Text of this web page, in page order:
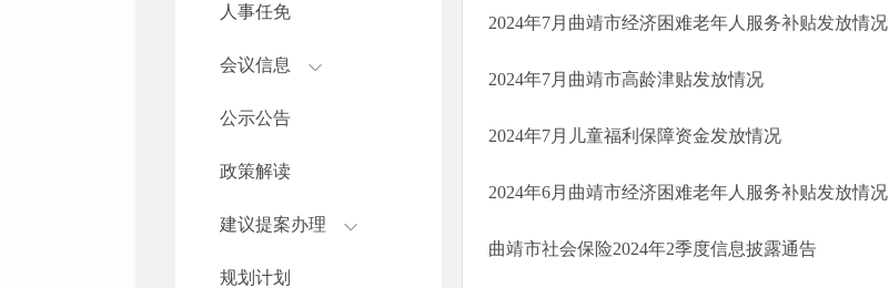
人事任免
会议信息
公示公告
政策解读
建议提案办理
规划计划
2024年7月曲靖市经济困难老年人服务补贴发放情况
2024年7月曲靖市高龄津贴发放情况
2024年7月儿童福利保障资金发放情况
2024年6月曲靖市经济困难老年人服务补贴发放情况
曲靖市社会保险2024年2季度信息披露通告